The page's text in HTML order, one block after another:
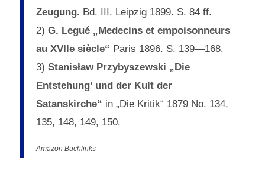
Zeugung. Bd. III. Leipzig 1899. S. 84 ff.
2) G. Legué „Medecins et empoisonneurs
au XVIle siècle“ Paris 1896. S. 139—168.
3) Stanisław Przybyszewski „Die
Entstehung’ und der Kult der
Satanskirche“ in „Die Kritik“ 1879 No. 134,
135, 148, 149, 150.
Amazon Buchlinks